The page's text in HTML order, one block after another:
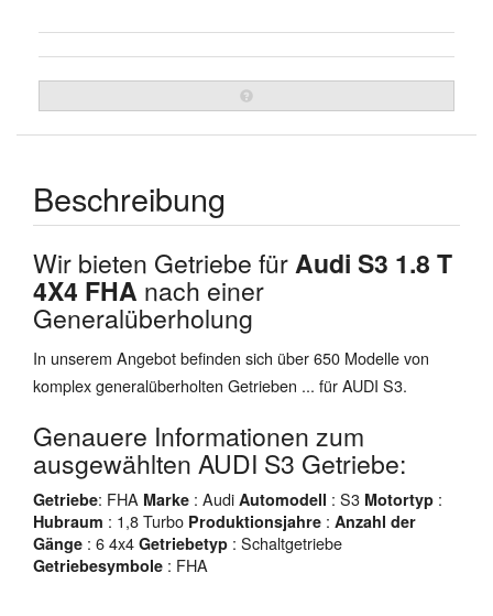
Beschreibung
Wir bieten Getriebe fürAudi S3 1.8 T
4X4 FHA nach einer
Generalüberholung
In unserem Angebot befinden sich über 650 Modelle von
komplex generalüberholten Getrieben ... für AUDI S3.
Genauere Informationen zum
ausgewählten AUDI S3 Getriebe:
Getriebe: FHA Marke : Audi Automodell : S3 Motortyp :
Hubraum : 1,8 Turbo Produktionsjahre : Anzahl der
Gänge : 6 4x4 Getriebetyp : Schaltgetriebe
Getriebesymbole : FHA